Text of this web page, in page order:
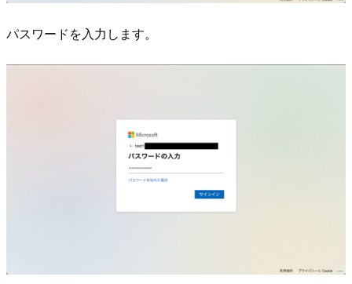
パスワードを入力します。